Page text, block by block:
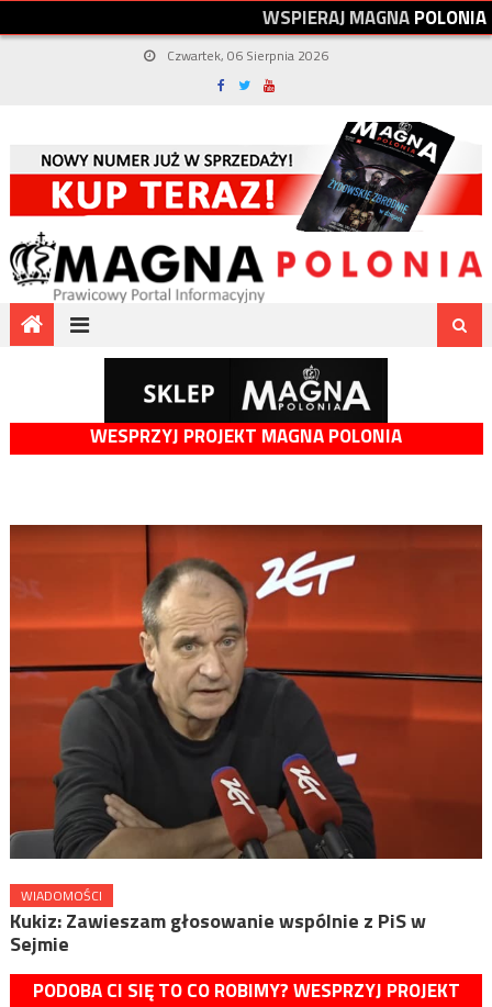
WSPIERAJMAGNAPOLONIA
Czwartek, 06 Sierpnia 2026
WESPRZYJ PROJEKT MAGNA POLONIA
WIADOMOŚCI
Kukiz: Zawieszam głosowanie wspólnie z PiS w
Sejmie
PODOBA CI SIĘ TO CO ROBIMY? WESPRZYJ PROJEKT